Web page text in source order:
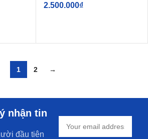
2.500.000₫
1 2 →
nhận tin
đầu tiên